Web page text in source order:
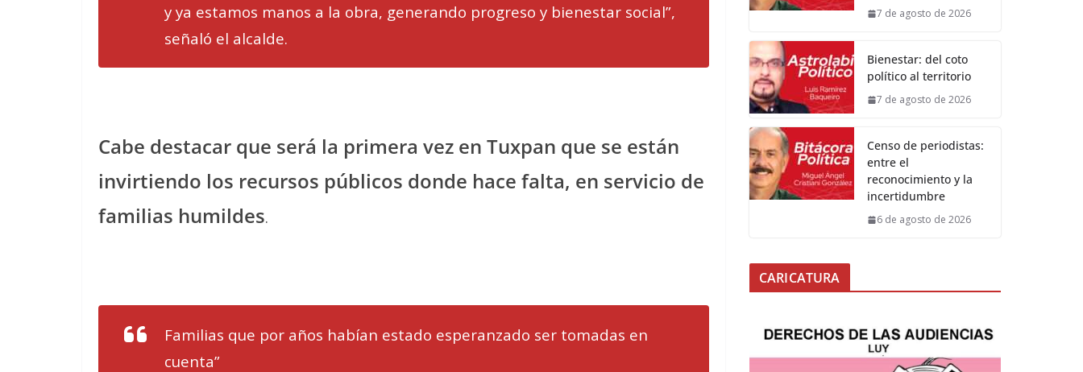
y ya estamos manos a la obra, generando progreso y bienestar social”,
señaló el alcalde.
Cabe destacar que será la primera vez en Tuxpan que se están
invirtiendo los recursos públicos donde hace falta, en servicio de
familias humildes.
Familias que por años habían estado esperanzado ser tomadas en
cuenta”
7 de agosto de 2026
Bienestar: del coto
político al territorio
7 de agosto de 2026
Censo de periodistas:
entre el
reconocimiento y la
incertidumbre
6 de agosto de 2026
CARICATURA